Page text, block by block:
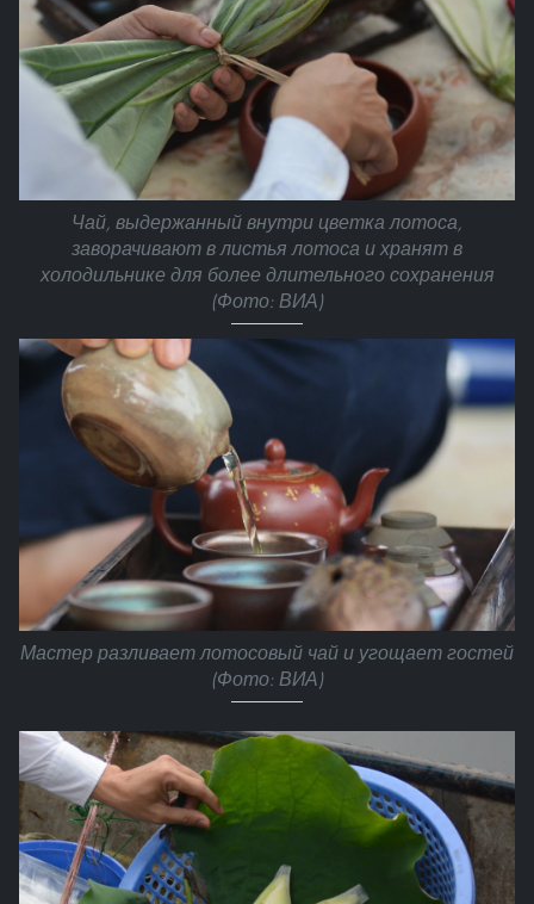
Чай, выдержанный внутри цветка лотоса,
заворачивают в листья лотоса и хранят в
холодильнике для более длительного сохранения
(Фото: ВИА)
Мастер разливает лотосовый чай и угощает гостей
(Фото: ВИА)